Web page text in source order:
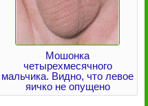
Мошонка
четырехмесячного
мальчика. Видно, что левое
яичко не опущено